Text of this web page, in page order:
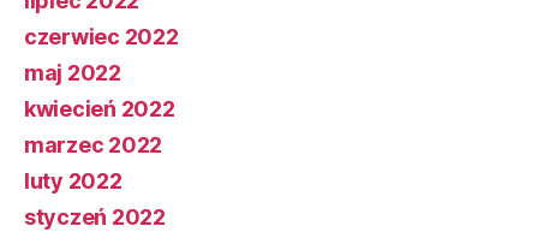
czerwiec 2022
maj 2022
kwiecień 2022
marzec 2022
luty 2022
styczeń 2022